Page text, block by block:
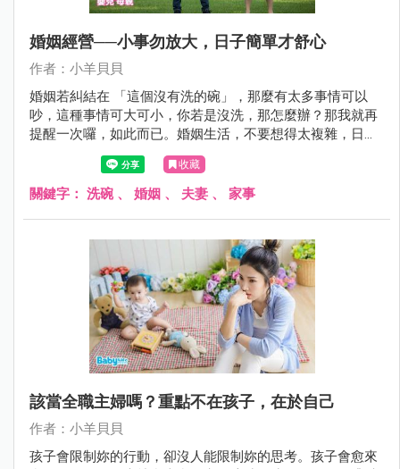
婚姻經營──小事勿放大，日子簡單才舒心
作者：小羊貝貝
婚姻若糾結在 「這個沒有洗的碗」，那麼有太多事情可以
吵，這種事情可大可小，你若是沒洗，那怎麼辦？那我就再
提醒一次囉，如此而已。婚姻生活，不要想得太複雜，日子
簡單，才會順心。
收藏
關鍵字： 洗碗 、 婚姻 、 夫妻 、 家事
該當全職主婦嗎？重點不在孩子，在於自己
作者：小羊貝貝
孩子會限制妳的行動，卻沒人能限制妳的思考。孩子會愈來